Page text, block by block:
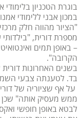
בוגרת הטכניון בלימודי
במכון אבני ללימודי
"הציור מהווה חלק
מספרת דורית,
– באופן תמים
הקרובה".
בשנים האחרונות
בד. לטענתה צבעי
על אף שציוריה של
ממש מעסיק אותה" שכן
לבטא באופן חופשי